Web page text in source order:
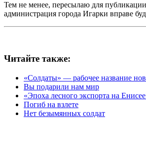
Тем не менее, пересылаю для
администрация города Игарки вправе
Читайте также:
«Солдаты» — рабочее название
Вы подарили нам мир
«Эпоха лесного экспорта на
Погиб на взлете
Нет безымянных солдат